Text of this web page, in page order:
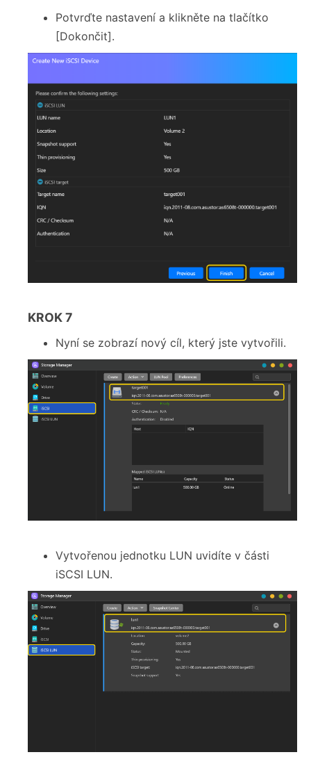
Potvrďte nastavení a klikněte na tlačítko
[Dokončit].
KROK 7
Nyní se zobrazí nový cíl, který jste vytvořili.
Vytvořenou jednotku LUN uvidíte v části
iSCSI LUN.